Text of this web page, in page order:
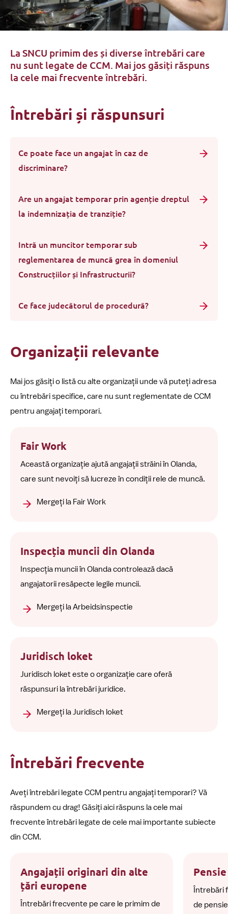
La SNCU primim des și diverse întrebări care
nu sunt legate de CCM. Mai jos găsiți răspuns
la cele mai frecvente întrebări.
Întrebări și răspunsuri
Ce poate face un angajat în caz de
discriminare?
Are un angajat temporar prin agenție dreptul
la indemnizația de tranziție?
Intră un muncitor temporar sub
reglementarea de muncă grea în domeniul
Construcțiilor și Infrastructurii?
Ce face judecătorul de procedură?
Organizații relevante
Mai jos găsiți o listă cu alte organizații unde vă puteți adresa
cu întrebări specifice, care nu sunt reglementate de CCM
pentru angajați temporari.
Fair Work
Această organizație ajută angajații străini în Olanda,
care sunt nevoiți să lucreze în condiții rele de muncă.
Mergeți la Fair Work
Inspecția muncii din Olanda
Inspecția muncii în Olanda controlează dacă
angajatorii resăpecte legile muncii.
Mergeți la Arbeidsinspectie
Juridisch loket
Juridisch loket este o organizație care oferă
răspunsuri la întrebări juridice.
Mergeți la Juridisch loket
Întrebări frecvente
Aveți întrebări legate CCM pentru angajați temporari? Vă
răspundem cu drag! Găsiți aici răspuns la cele mai
frecvente întrebări legate de cele mai importante subiecte
din CCM.
Angajații originari din alte
țări europene
Întrebări frecvente pe care le primim de
Pensie
Întrebări
de